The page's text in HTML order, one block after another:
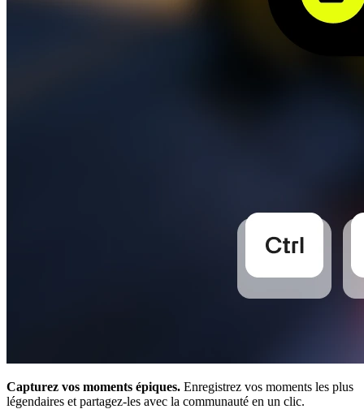
Capturez vos moments épiques. Enregistrez vos moments les plus
légendaires et partagez-les avec la communauté en un clic.